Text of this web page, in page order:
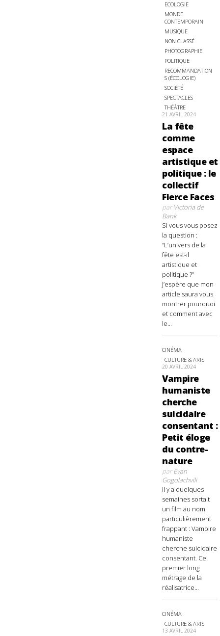
ECOLOGIE
MONDE
CONTEMPORAIN
MUSIQUE
NON CLASSÉ
PHOTOGRAPHIE
POLITIQUE
RECOMMANDATION
S (ÉCOLOGIE)
SOCIÉTÉ
SPECTACLES
THÉÂTRE
21 AVRIL 2024
La fête
comme
espace
artistique et
politique : le
collectif
Fierce Faces
parVictoria de
Bank
Si vous vous posez
la question :
“L’univers de la
fête est-il
artistique et
politique ?”
J’espère que mon
article saura vous
montrer pourquoi
et comment avec
le...
CINÉMA
CULTURE & ARTS
20 AVRIL 2024
Vampire
humaniste
cherche
suicidaire
consentant :
Petit éloge
du contre-
nature
parEvan
Gogolachvili
Il y a quelques
semaines sortait
un film au nom
particulièrement
frappant : Vampire
humaniste
cherche suicidaire
consentant. Ce
premier long
métrage de la
réalisatrice...
CINÉMA
CULTURE & ARTS
13 AVRIL 2024